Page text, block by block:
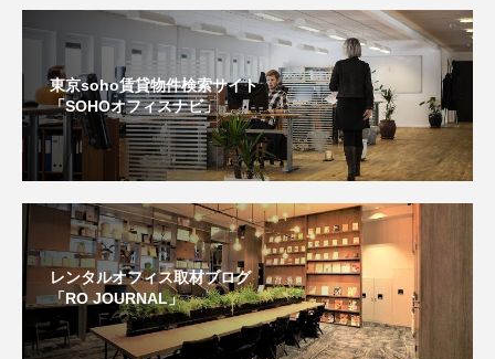
東京soho賃貸物件検索サイト
「SOHOオフィスナビ」
レンタルオフィス取材ブログ
「RO JOURNAL」